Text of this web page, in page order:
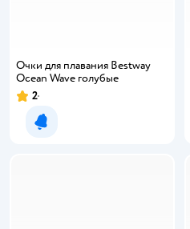
Очки для плавания Bestway
Ocean Wave голубые
2
Уведомить о появлении